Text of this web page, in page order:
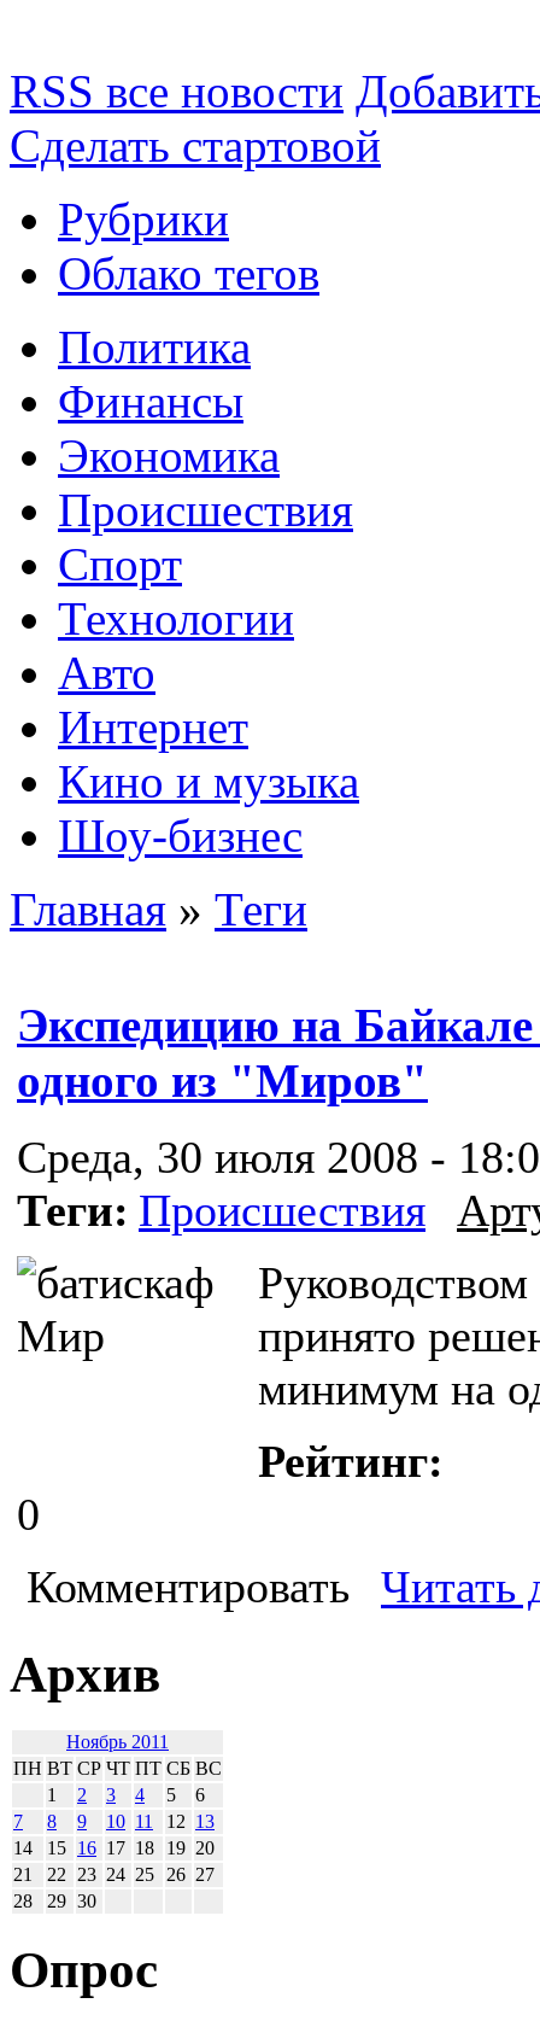
RSS все новости
Сделать стартовой
Рубрики
Облако тегов
Политика
Финансы
Экономика
Происшествия
Спорт
Технологии
Авто
Интернет
Кино и музыка
Шоу-бизнес
Главная » Теги
Экспедицию на
одного из "Миров"
Среда, 30 июля 2008 -
Теги: Происшествия
принято
минимум на
Рейтинг:
0
Комментировать
Читать
Архив
Ноябрь 2011
ПН ВТ СР ЧТ ПТ СБ ВС
1
2 3 4 5
6
7
8 9 10 11 12 13
14
15 16 17 18 19 20
21
22 23 24 25 26 27
28
29 30
Опрос